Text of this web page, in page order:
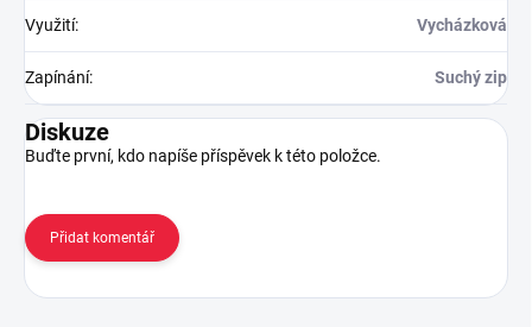
Využití: Vycházková
Zapínání: Suchý zip
Diskuze
Buďte první, kdo napíše příspěvek k této položce.
Přidat komentář